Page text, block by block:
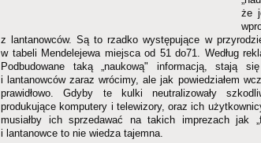
że
z lantanowców. Są to rzadko występujące w
w tabeli Mendelejewa miejsca od 51 do71. Według
Podbudowane taką „naukową" informacją, stają
i lantanowców zaraz wrócimy, ale jak powiedziałem
prawidłowo. Gdyby te kulki neutralizowały
produkujące komputery i telewizory, oraz ich
musiałby ich sprzedawać na takich imprezach jak
i lantanowce to nie wiedza tajemna.